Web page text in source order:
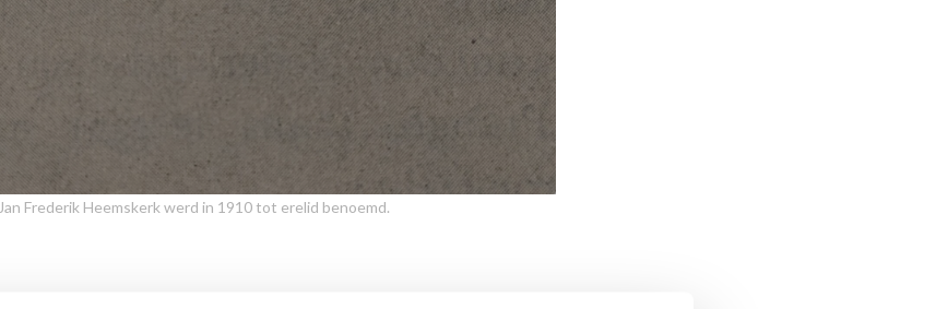
Jan Frederik Heemskerk werd in 1910 tot erelid benoemd.